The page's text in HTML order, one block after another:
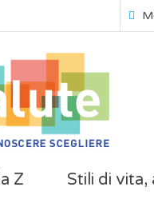
Z Stili di vita,